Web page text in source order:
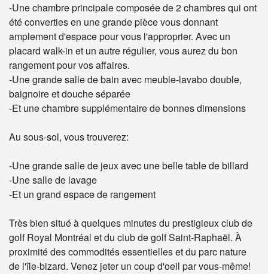
-Une chambre principale composée de 2 chambres qui ont
été converties en une grande pièce vous donnant
amplement d'espace pour vous l'approprier. Avec un
placard walk-in et un autre régulier, vous aurez du bon
rangement pour vos affaires.
-Une grande salle de bain avec meuble-lavabo double,
baignoire et douche séparée
-Et une chambre supplémentaire de bonnes dimensions
Au sous-sol, vous trouverez:
-Une grande salle de jeux avec une belle table de billard
-Une salle de lavage
-Et un grand espace de rangement
Très bien situé à quelques minutes du prestigieux club de
golf Royal Montréal et du club de golf Saint-Raphaël. À
proximité des commodités essentielles et du parc nature
de l'île-bizard. Venez jeter un coup d'oeil par vous-même!